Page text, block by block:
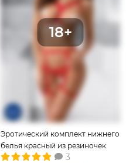
Эротический комплект нижнего
белья красный из резиночек
3